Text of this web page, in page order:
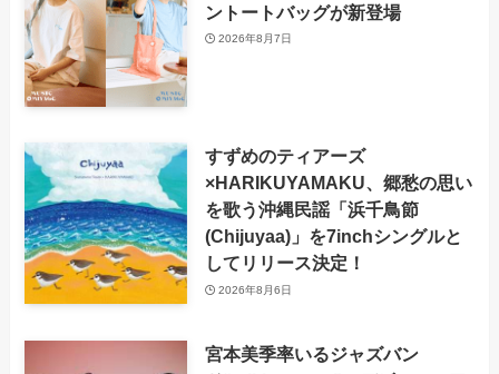
ントートバッグが新登場
2026年8月7日
すずめのティアーズ
×HARIKUYAMAKU、郷愁の思い
を歌う沖縄民謡「浜千鳥節
(Chijuyaa)」を7inchシングルと
してリリース決定！
2026年8月6日
宮本美季率いるジャズバン